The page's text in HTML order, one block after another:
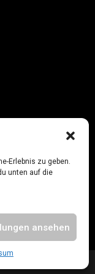
Erlebnis zu geben.
unten auf die
ansehen